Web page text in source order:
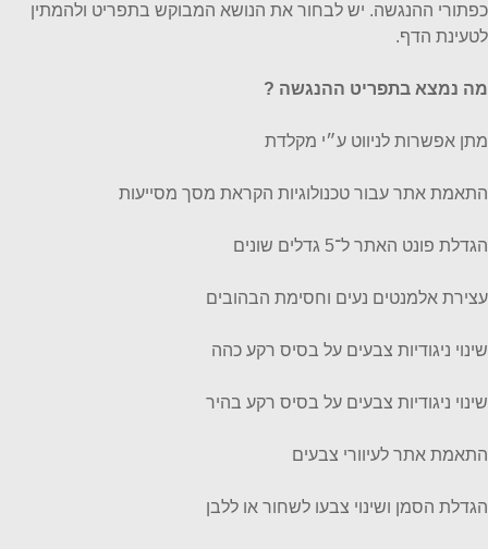
כפתורי ההנגשה. יש לבחור את הנושא המבוקש בתפריט ולהמתין
לטעינת הדף.
מה נמצא בתפריט ההנגשה ?
מתן אפשרות לניווט ע״י מקלדת
התאמת אתר עבור טכנולוגיות הקראת מסך מסייעות
הגדלת פונט האתר ל־5 גדלים שונים
עצירת אלמנטים נעים וחסימת הבהובים
שינוי ניגודיות צבעים על בסיס רקע כהה
שינוי ניגודיות צבעים על בסיס רקע בהיר
התאמת אתר לעיוורי צבעים
הגדלת הסמן ושינוי צבעו לשחור או ללבן